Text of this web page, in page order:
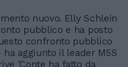
nuovo. Elly Schlein
pubblico e ha posto
confronto pubblico
aggiunto il leader M5S
'Conte ha fatto da